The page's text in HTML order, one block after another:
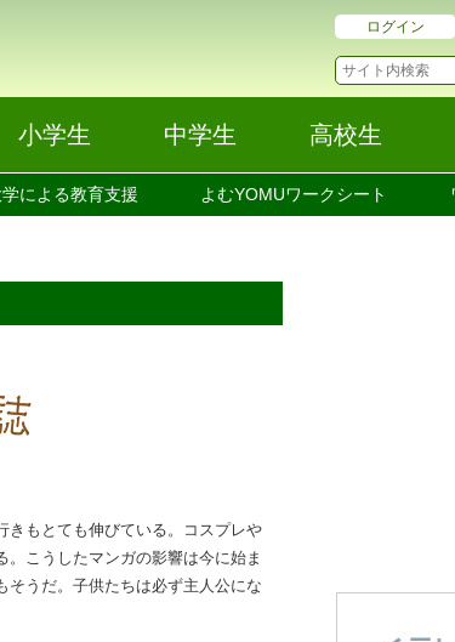
ログイン
小学生 中学生 高校生
による教育支援 よむYOMUワークシート
もとても伸びている。コスプレや
こうしたマンガの影響は今に始ま
そうだ。子供たちは必ず主人公にな